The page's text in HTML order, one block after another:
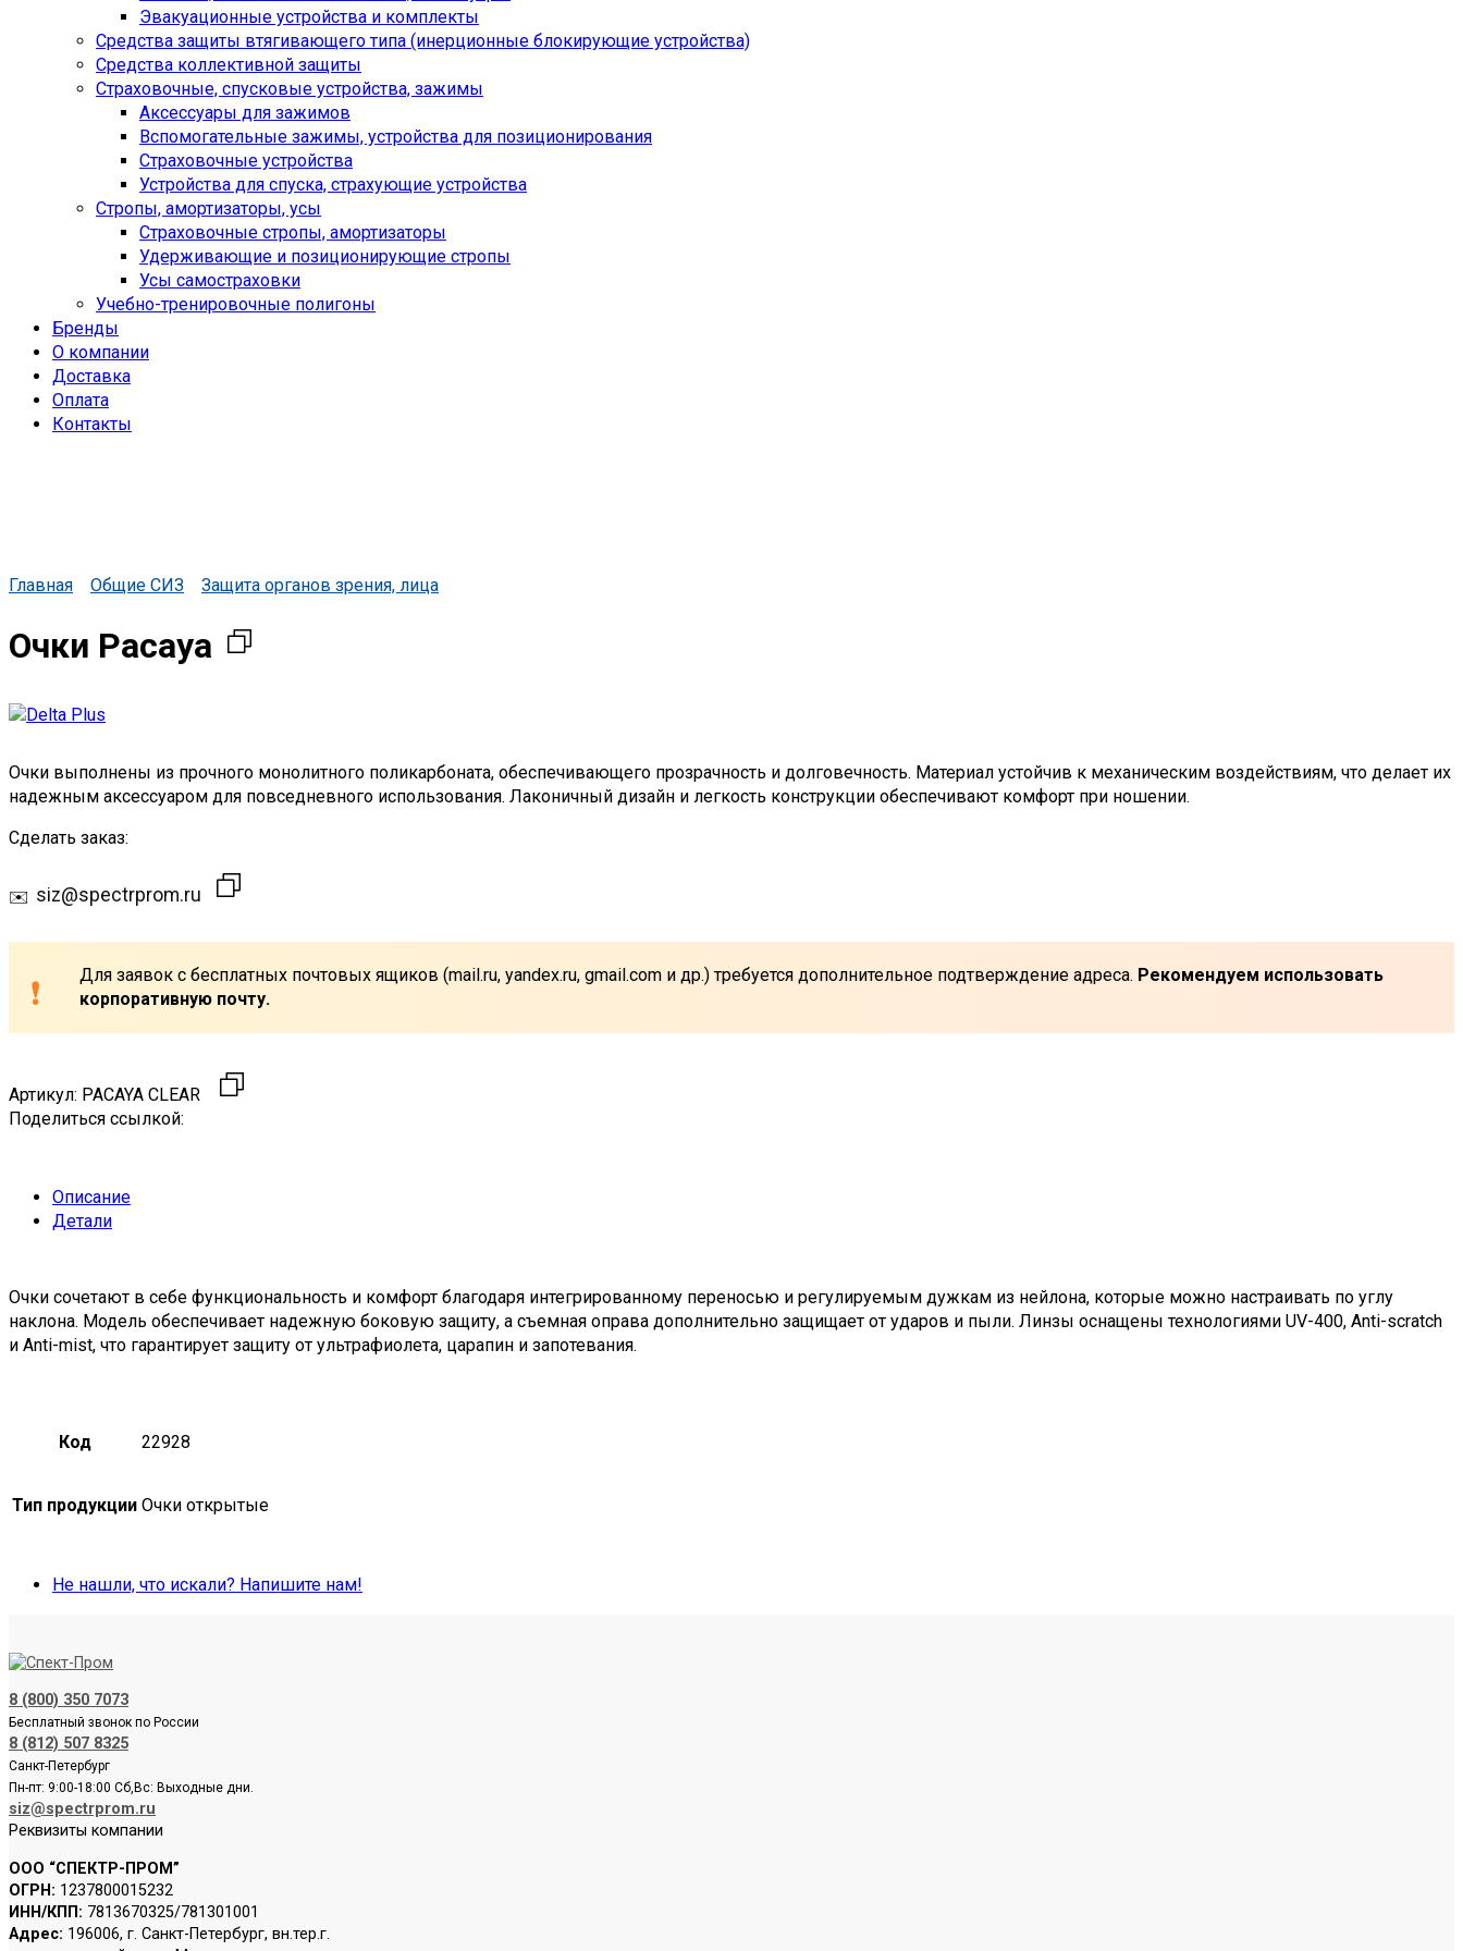
Эвакуационные устройства и комплекты
Средства защиты втягивающего типа (инерционные блокирующие устройства)
Средства коллективной защиты
Страховочные, спусковые устройства, зажимы
Аксессуары для зажимов
Вспомогательные зажимы, устройства для позиционирования
Страховочные устройства
Устройства для спуска, cтрахующие устройства
Стропы, амортизаторы, усы
Страховочные стропы, амортизаторы
Удерживающие и позиционирующие стропы
Усы самостраховки
Учебно-тренировочные полигоны
Бренды
О компании
Доставка
Оплата
Контакты
Главная Общие СИЗ Защита органов зрения, лица
Очки Pacaya
Очки выполнены из прочного монолитного поликарбоната, обеспечивающего прозрачность и долговечность. Материал устойчив к механическим воздействиям, что делает их
надежным аксессуаром для повседневного использования. Лаконичный дизайн и легкость конструкции обеспечивают комфорт при ношении.
Сделать заказ:
siz@spectrprom.ru
Для заявок с бесплатных почтовых ящиков (mail.ru, yandex.ru, gmail.com и др.) требуется дополнительное подтверждение адреса. Рекомендуем использовать
корпоративную почту.
Артикул: PACAYA CLEAR
Поделиться ссылкой:
Описание
Детали
Очки сочетают в себе функциональность и комфорт благодаря интегрированному переносью и регулируемым дужкам из нейлона, которые можно настраивать по углу
наклона. Модель обеспечивает надежную боковую защиту, а съемная оправа дополнительно защищает от ударов и пыли. Линзы оснащены технологиями UV-400, Anti-scratch
и Anti-mist, что гарантирует защиту от ультрафиолета, царапин и запотевания.
Код 22928
Тип продукции Очки открытые
Не нашли, что искали? Напишите нам!
8 (800) 350 7073
Бесплатный звонок по России
8 (812) 507 8325
Санкт-Петербург
Пн-пт: 9:00-18:00 Сб,Вс: Выходные дни.
siz@spectrprom.ru
Реквизиты компании
ООО “СПЕКТР-ПРОМ”
ОГРН: 1237800015232
ИНН/КПП: 7813670325/781301001
Адрес: 196006, г. Санкт-Петербург, вн.тер.г.